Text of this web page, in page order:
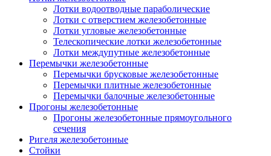
Лотки водоотводные параболические
Лотки с отверстием железобетонные
Лотки угловые железобетонные
Телескопические лотки железобетонные
Лотки междупутные железобетонные
Перемычки железобетонные
Перемычки брусковые железобетонные
Перемычки плитные железобетонные
Перемычки балочные железобетонные
Прогоны железобетонные
Прогоны железобетонные прямоугольного
сечения
Ригеля железобетонные
Стойки